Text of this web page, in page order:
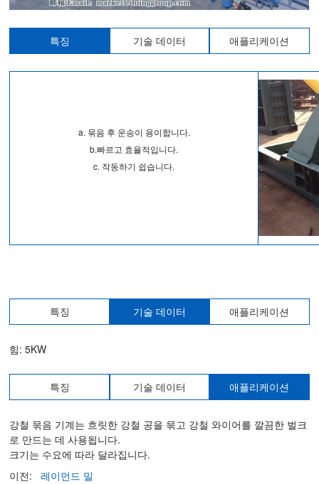
특징 기술 데이터 애플리케이션
a. 묶음 후 운송이 용이합니다.
b.빠르고 효율적입니다.
c. 작동하기 쉽습니다.
특징 기술 데이터 애플리케이션
힘: 5KW
특징 기술 데이터 애플리케이션
강철 묶음 기계는 흐릿한 강철 공을 묶고 강철 와이어를 깔끔한 벌크
로 만드는 데 사용됩니다.
크기는 수요에 따라 달라집니다.
이전:
레이먼드 밀